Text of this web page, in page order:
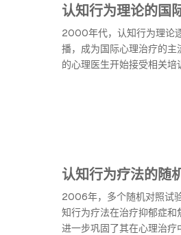
认知行为理论的国
2000年代，认知行为理论
播，成为国际心理治疗的主
的心理医生开始接受相关培
认知行为疗法的随
2006年，多个随机对照试
知行为疗法在治疗抑郁症和
进一步巩固了其在心理治疗